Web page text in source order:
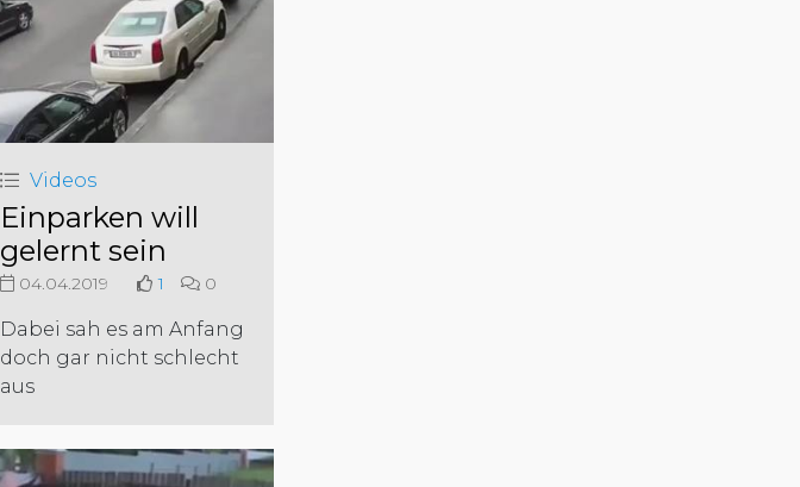
Videos
Einparken will
gelernt sein
04.04.2019 1 0
Dabei sah es am Anfang
doch gar nicht schlecht
aus